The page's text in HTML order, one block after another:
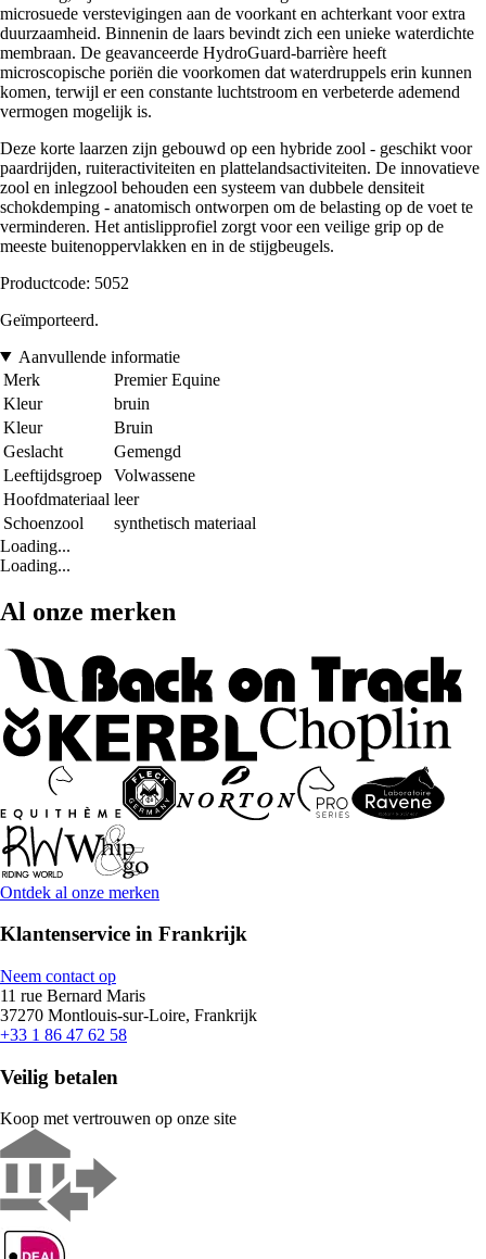
microsuede verstevigingen aan de voorkant en achterkant voor extra
duurzaamheid. Binnenin de laars bevindt zich een unieke waterdichte
membraan. De geavanceerde HydroGuard-barrière heeft
microscopische poriën die voorkomen dat waterdruppels erin kunnen
komen, terwijl er een constante luchtstroom en verbeterde ademend
vermogen mogelijk is.
Deze korte laarzen zijn gebouwd op een hybride zool - geschikt voor
paardrijden, ruiteractiviteiten en plattelandsactiviteiten. De innovatieve
zool en inlegzool behouden een systeem van dubbele densiteit
schokdemping - anatomisch ontworpen om de belasting op de voet te
verminderen. Het antislipprofiel zorgt voor een veilige grip op de
meeste buitenoppervlakken en in de stijgbeugels.
Productcode: 5052
Geïmporteerd.
Aanvullende informatie
Merk
Premier Equine
Kleur
bruin
Kleur
Bruin
Geslacht
Gemengd
Leeftijdsgroep
Volwassene
Hoofdmateriaal leer
Schoenzool
synthetisch materiaal
Loading...
Loading...
Al onze merken
Ontdek al onze merken
Klantenservice in Frankrijk
Neem contact op
11 rue Bernard Maris
37270 Montlouis-sur-Loire, Frankrijk
+33 1 86 47 62 58
Veilig betalen
Koop met vertrouwen op onze site